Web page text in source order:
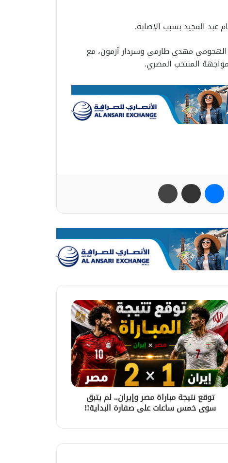
المجيد بسبب الإصابة.
الهجومي مهدي طارمي وسردار آزمون، مع
المنتخب المصري.
سكايب ماسنجر مشاركة عبر البريد
توقع نتيجة مباراة مصر وإيران.. لم يتبق
سوى خمس ساعات على صفارة البداية!!